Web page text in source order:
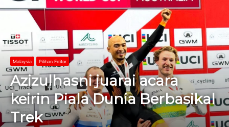
Malaysia Pilihan Editor
Azizulhasni juarai acara
keirin Piala Dunia Berbasikal
Trek